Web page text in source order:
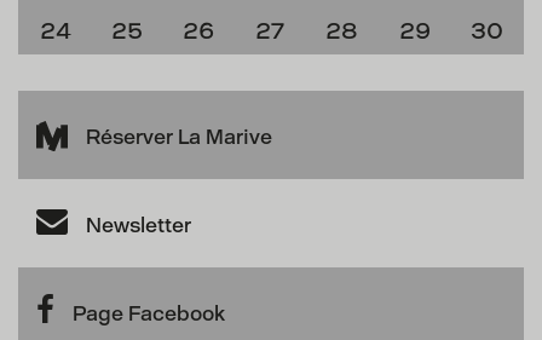
24
25 26 27 28 29 30
Réserver La Marive
Newsletter
Page Facebook